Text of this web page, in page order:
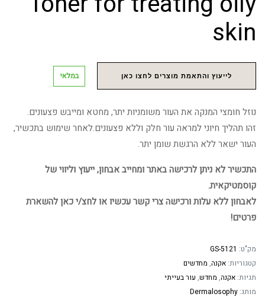
skin
לייעוץ והתאמת מוצרים לחצו כאן במלאי
נוזל חומצי המנקה את העור משומניות יתר, מחטא ומייבש פצעונים.
זהו תהליך חיוני למראה עור חלק וללא פצעונים.לאחר שימוש בתכשיר,
העור ישאר ללא הרגשת שומן יתר.
התכשיר לא ניתן לרכישה באתר ומחייב אבחון, ייעוץ וליווי של
קוסמטיקאית.
לאבחון ללא עלות ורכישה צרי קשר עכשיו או לחצ/י כאן להשארת
פרטים!
מק"ט: GS-5121
קטגוריות: אקנה, מחדשים
תגיות: אקנה, מחדש, עור בעייתי
מותג: Dermalosophy